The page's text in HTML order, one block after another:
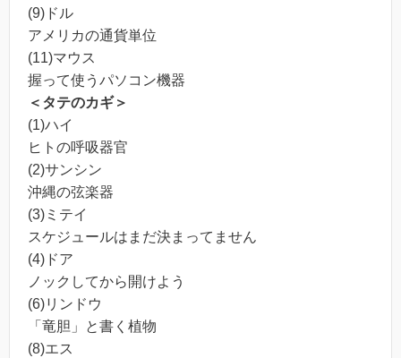
(9)ドル
アメリカの通貨単位
(11)マウス
握って使うパソコン機器
＜タテのカギ＞
(1)ハイ
ヒトの呼吸器官
(2)サンシン
沖縄の弦楽器
(3)ミテイ
スケジュールはまだ決まってません
(4)ドア
ノックしてから開けよう
(6)リンドウ
「竜胆」と書く植物
(8)エス